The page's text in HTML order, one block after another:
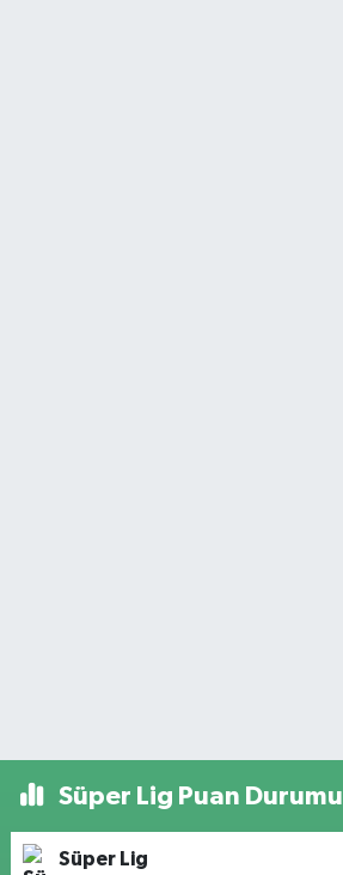
Süper Lig Puan Durumu
Süper Lig